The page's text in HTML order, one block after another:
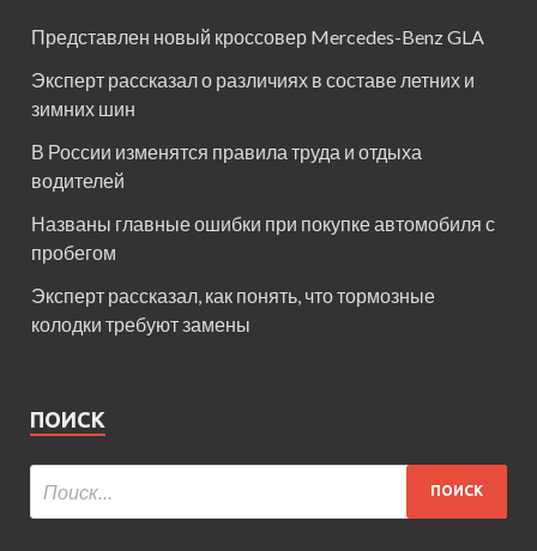
Представлен новый кроссовер Mercedes-Benz GLA
Эксперт рассказал о различиях в составе летних и
зимних шин
В России изменятся правила труда и отдыха
водителей
Названы главные ошибки при покупке автомобиля с
пробегом
Эксперт рассказал, как понять, что тормозные
колодки требуют замены
ПОИСК